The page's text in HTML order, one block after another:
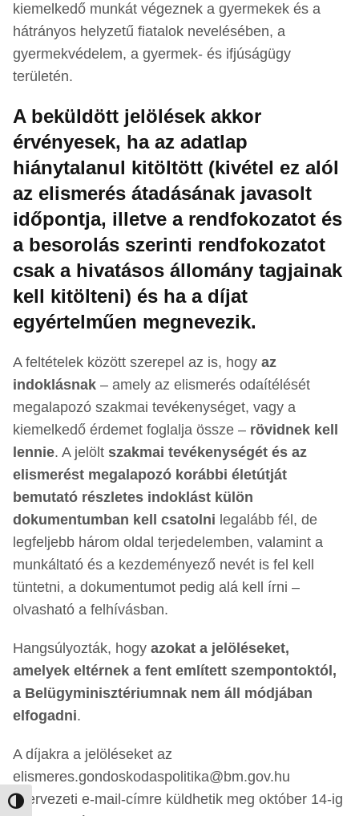
Nagy kontraszt váltása
kiemelkedő munkát végeznek a gyermekek és a
hátrányos helyzetű fiatalok nevelésében, a
gyermekvédelem, a gyermek- és ifjúságügy
területén.
A beküldött jelölések akkor
érvényesek, ha az adatlap
hiánytalanul kitöltött (kivétel ez alól
az elismerés átadásának javasolt
időpontja, illetve a rendfokozatot és
a besorolás szerinti rendfokozatot
csak a hivatásos állomány tagjainak
kell kitölteni) és ha a díjat
egyértelműen megnevezik.
A feltételek között szerepel az is, hogy az
indoklásnak – amely az elismerés odaítélését
megalapozó szakmai tevékenységet, vagy a
kiemelkedő érdemet foglalja össze – rövidnek kell
lennie. A jelölt szakmai tevékenységét és az
elismerést megalapozó korábbi életútját
bemutató részletes indoklást külön
dokumentumban kell csatolni legalább fél, de
legfeljebb három oldal terjedelemben, valamint a
munkáltató és a kezdeményező nevét is fel kell
tüntetni, a dokumentumot pedig alá kell írni –
olvasható a felhívásban.
Hangsúlyozták, hogy azokat a jelöléseket,
amelyek eltérnek a fent említett szempontoktól,
a Belügyminisztériumnak nem áll módjában
elfogadni.
A díjakra a jelöléseket az
elismeres.gondoskodaspolitika@bm.gov.hu
szervezeti e-mail-címre küldhetik meg október 14-ig